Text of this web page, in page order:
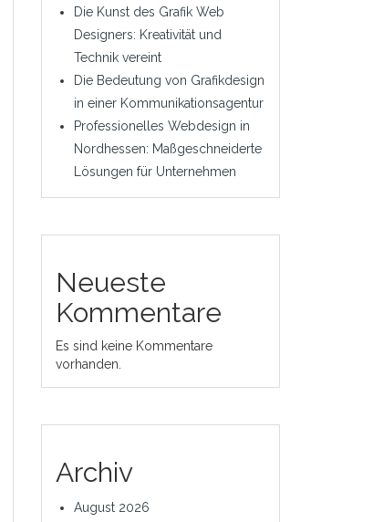
Die Kunst des Grafik Web
Designers: Kreativität und
Technik vereint
Die Bedeutung von Grafikdesign
in einer Kommunikationsagentur
Professionelles Webdesign in
Nordhessen: Maßgeschneiderte
Lösungen für Unternehmen
Neueste
Kommentare
Es sind keine Kommentare
vorhanden.
Archiv
August 2026